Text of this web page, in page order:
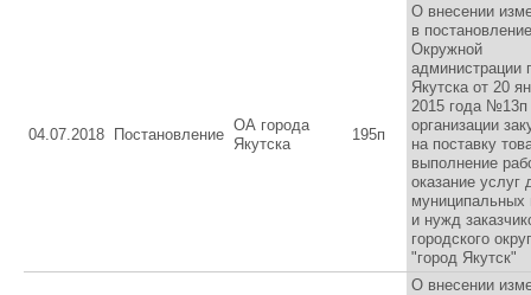
04.07.2018 Постановление
ОА города
Якутска
195п
О внесении
в постановление
Окружной
администрации
Якутска от 20
2015 года
организации
на поставку
выполнение
оказание услуг
муниципальных
и нужд
городского
"город Якутск"
О внесении